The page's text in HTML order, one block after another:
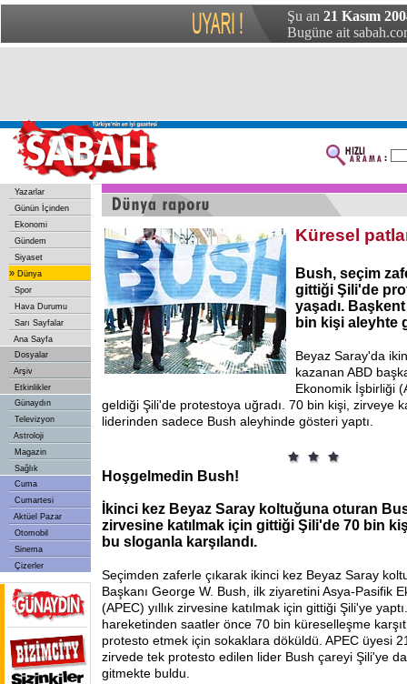
Şu an 21 Kasım
Bugüne ait
Yazarlar
Günün İçinden
Ekonomi
Gündem
Siyaset
» Dünya
Spor
Hava Durumu
Sarı Sayfalar
Ana Sayfa
Dosyalar
Arşiv
Etkinlikler
Günaydın
Televizyon
Astroloji
Magazin
Sağlık
Cuma
Cumartesi
Aktüel Pazar
Otomobil
Sinema
Çizerler
Küresel
Bush, seçim
gittiği Şili'de
yaşadı.
bin kişi aleyhte
Beyaz Saray'da
kazanan ABD
Ekonomik İşbirliği
geldiği Şili'de protestoya uğradı. 70 bin kişi, zirveye
liderinden sadece Bush aleyhinde gösteri yaptı.
Hoşgelmedin Bush!
İkinci kez Beyaz Saray koltuğuna oturan
zirvesine katılmak için gittiği Şili'de 70 bin
bu sloganla karşılandı.
Seçimden zaferle çıkarak ikinci kez Beyaz Saray
Başkanı George W. Bush, ilk ziyaretini Asya-Pasifik
(APEC) yıllık zirvesine katılmak için gittiği Şili'ye
hareketinden saatler önce 70 bin küreselleşme
protesto etmek için sokaklara döküldü. APEC üyesi
zirvede tek protesto edilen lider Bush çareyi Şili'ye
gitmekte buldu.